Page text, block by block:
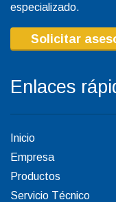
especializado.
Solicitar
Enlaces
Inicio
Empresa
Productos
Servicio Técnico